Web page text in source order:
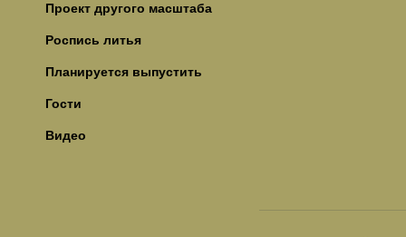
Проект другого масштаба
Роспись литья
Планируется выпустить
Гости
Видео